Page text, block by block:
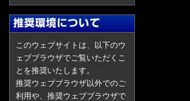
このウェブサイトは、以下のウ
ェブブラウザでご覧いただくこ
とを推奨いたします。
推奨ウェブブラウザ以外でのご
利用や、推奨ウェブブラウザで